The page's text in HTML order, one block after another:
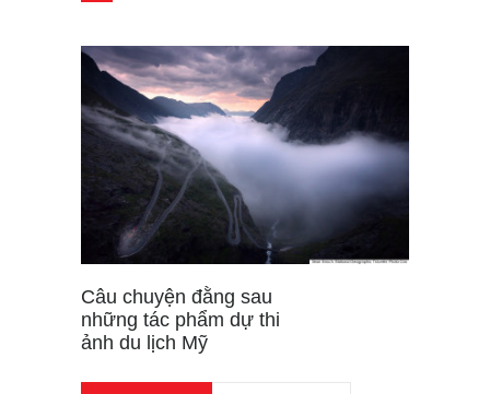
Câu chuyện đằng sau
những tác phẩm dự thi
ảnh du lịch Mỹ